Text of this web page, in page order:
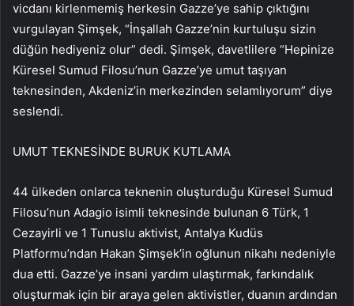
vicdanı kirlenmemiş herkesin Gazze’ye sahip çıktığını
vurgulayan Şimşek, “İnşallah Gazze’nin kurtuluşu sizin
düğün hediyeniz olur” dedi. Şimşek, davetlilere “Hepinize
Küresel Sumud Filosu’nun Gazze’ye umut taşıyan
teknesinden, Akdeniz’in merkezinden selamlıyorum” diye
seslendi.
UMUT TEKNESİNDE BURUK KUTLAMA
44 ülkeden onlarca teknenin oluşturduğu Küresel Sumud
Filosu’nun Adagio isimli teknesinde bulunan 6 Türk, 1
Cezayirli ve 1 Tunuslu aktivist, Antalya Kudüs
Platformu’ndan Hakan Şimşek’in oğlunun nikahı nedeniyle
dua etti. Gazze’ye insani yardım ulaştırmak, farkındalık
oluşturmak için bir araya gelen aktivistler, duanın ardından